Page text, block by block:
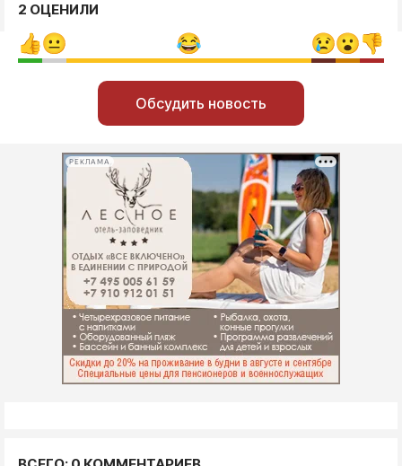
2 ОЦЕНИЛИ
Обсудить новость
РЕКЛАМА